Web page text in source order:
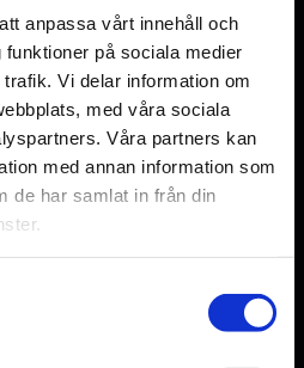
anpassa vårt innehåll och
på sociala medier
Vi delar information om
med våra sociala
Våra partners kan
med annan information som
de har samlat in från din